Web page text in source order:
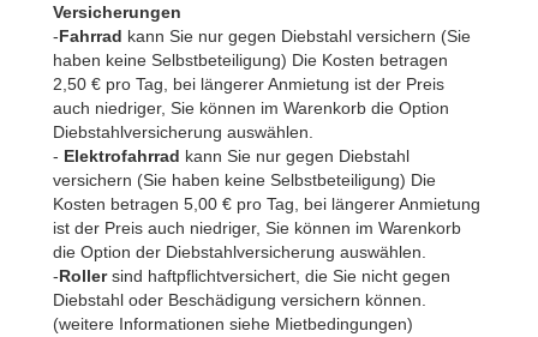
Versicherungen
-Fahrrad kann Sie nur gegen Diebstahl versichern (Sie
haben keine Selbstbeteiligung) Die Kosten betragen
2,50 € pro Tag, bei längerer Anmietung ist der Preis
auch niedriger, Sie können im Warenkorb die Option
Diebstahlversicherung auswählen.
- Elektrofahrrad kann Sie nur gegen Diebstahl
versichern (Sie haben keine Selbstbeteiligung) Die
Kosten betragen 5,00 € pro Tag, bei längerer Anmietung
ist der Preis auch niedriger, Sie können im Warenkorb
die Option der Diebstahlversicherung auswählen.
-Rollersind haftpflichtversichert, die Sie nicht gegen
Diebstahl oder Beschädigung versichern können.
(weitere Informationen siehe Mietbedingungen)